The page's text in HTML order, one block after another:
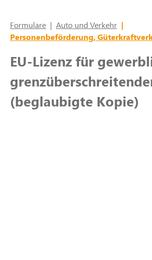
Formulare | Auto und Verkehr |
Personenbeförderung,
EU-Lizenz für
(beglaubigte Kopie)